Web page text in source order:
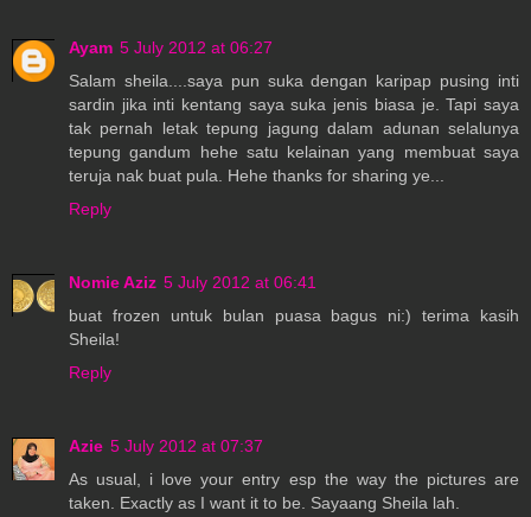
Ayam 5 July 2012 at 06:27
Salam sheila....saya pun suka dengan karipap pusing inti
sardin jika inti kentang saya suka jenis biasa je. Tapi saya
tak pernah letak tepung jagung dalam adunan selalunya
tepung gandum hehe satu kelainan yang membuat saya
teruja nak buat pula. Hehe thanks for sharing ye...
Reply
Nomie Aziz 5 July 2012 at 06:41
buat frozen untuk bulan puasa bagus ni:) terima kasih
Sheila!
Reply
Azie 5 July 2012 at 07:37
As usual, i love your entry esp the way the pictures are
taken. Exactly as I want it to be. Sayaang Sheila lah.